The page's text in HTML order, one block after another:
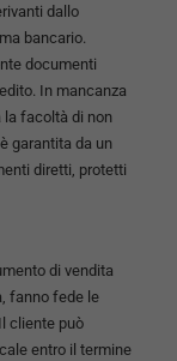
dallo
bancario.
documenti
In mancanza
la facoltà di non
garantita da un
diretti, protetti
di vendita
fanno fede le
cliente può
entro il termine